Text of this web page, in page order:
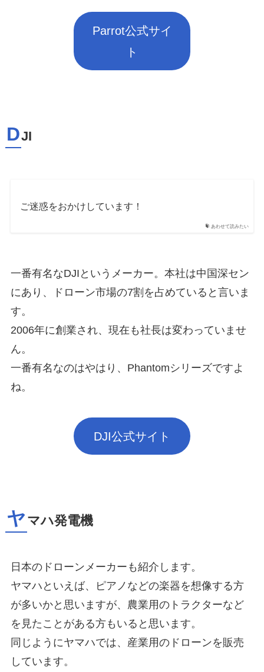
Parrot公式サイ
ト
DJI
あわせて読みたい
ご迷惑をおかけしています！
一番有名なDJIというメーカー。本社は中国深セン
にあり、ドローン市場の7割を占めていると言いま
す。
2006年に創業され、現在も社長は変わっていませ
ん。
一番有名なのはやはり、Phantomシリーズですよ
ね。
DJI公式サイト
ヤ マハ発電機
日本のドローンメーカーも紹介します。
ヤマハといえば、ピアノなどの楽器を想像する方
が多いかと思いますが、農業用のトラクターなど
を見たことがある方もいると思います。
同じようにヤマハでは、産業用のドローンを販売
しています。